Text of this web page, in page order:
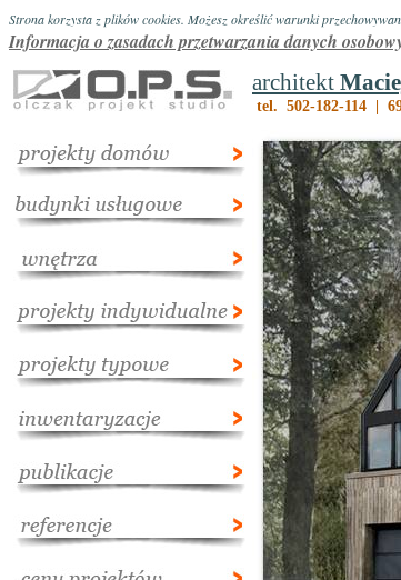
Strona korzysta z plików cookies. Możesz określić warunki
Informacja o zasadach przetwarzania danych
architekt
tel. 502-182-114 |